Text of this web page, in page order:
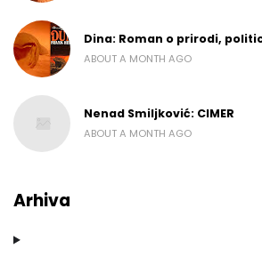
Dina: Roman o prirodi,
ABOUT A MONTH AGO
Nenad Smiljković: CIMER
ABOUT A MONTH AGO
Arhiva